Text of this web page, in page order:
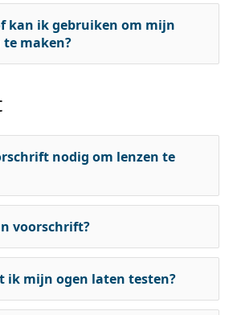
kan ik gebruiken om mijn
te maken?
nodig om lenzen te
voorschrift?
ik mijn ogen laten testen?